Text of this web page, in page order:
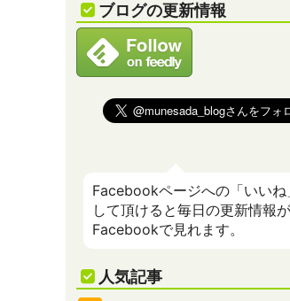
ブログの更新情報
Facebookページへの「いいね
して頂けると毎日の更新情報が
Facebookで見れます。
人気記事